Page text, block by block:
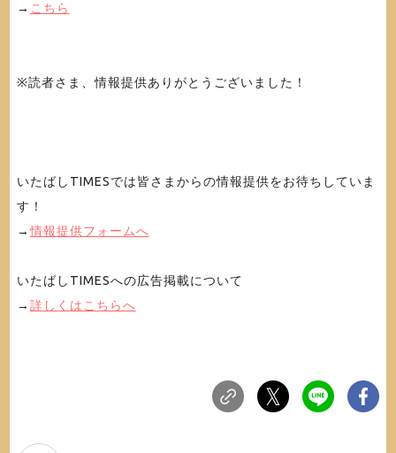
→ こちら
※読者さま、情報提供ありがとうございました！
いたばしTIMESでは皆さまからの情報提供をお待ちしていま
す！
→情報提供フォームへ
いたばしTIMESへの広告掲載について
→ 詳しくはこちらへ